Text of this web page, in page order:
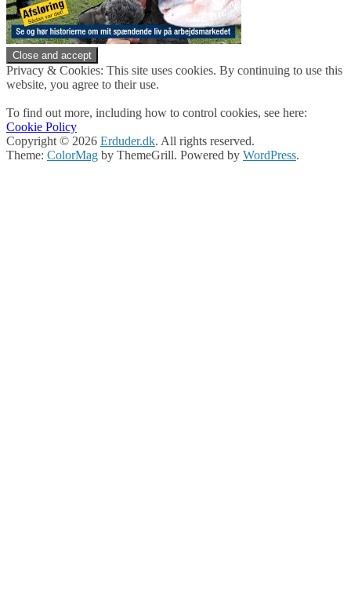
Privacy & Cookies: This site uses cookies. By continuing to use this
website, you agree to their use.
To find out more, including how to control cookies, see here:
Cookie Policy
Copyright © 2026 Erduder.dk. All rights reserved.
Theme: ColorMag by ThemeGrill. Powered by WordPress.